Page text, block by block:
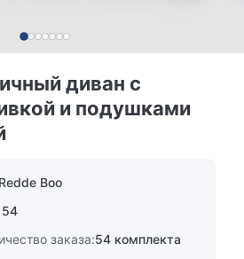
диван с
и подушками
Redde Boo
заказа:54 комплекта